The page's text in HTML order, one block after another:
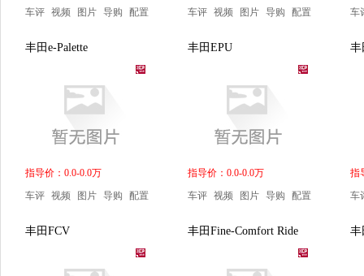
车评 视频 图片 导购 配置
车评 视频 图片 导购 配置
车
丰田e-Palette
指导价：0.0-0.0万
车评 视频 图片 导购 配置
丰田EPU
指导价：0.0-0.0万
车评 视频 图片 导购 配置
丰
指
车
丰田FCV 丰田Fine-Comfort Ride 丰